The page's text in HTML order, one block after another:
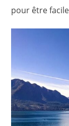
pour être